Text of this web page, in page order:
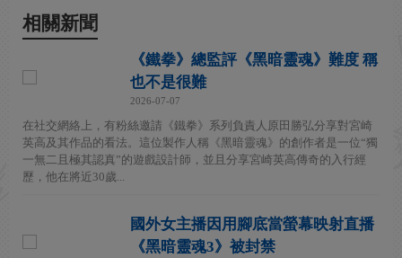
相關新聞
《鐵拳》總監評《黑暗靈魂》難度 稱
也不是很難
2026-07-07
在社交網絡上，有粉絲邀請《鐵拳》系列負責人原田勝弘分享對宮崎
英高及其作品的看法。這位製作人稱《黑暗靈魂》的創作者是一位“獨
一無二且極其認真”的遊戲設計師，並且分享宮崎英高傳奇的入行經
歷，他在將近30歲...
國外女主播因用腳底當螢幕映射直播
《黑暗靈魂3》被封禁